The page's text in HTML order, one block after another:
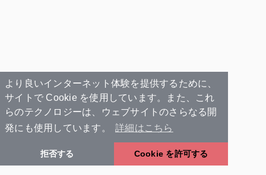
より良いインターネット体験を提供するために、
サイトで Cookie を使用しています。また、これ
らのテクノロジーは、ウェブサイトのさらなる開
発にも使用しています。
詳細はこちら
拒否する Cookie を許可する